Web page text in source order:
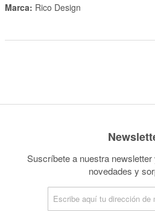
Marca: Rico Design
Suscríbete a nuestra
novedades y